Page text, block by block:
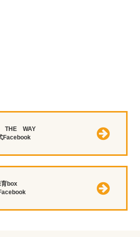
THE WAY
Facebook
育box